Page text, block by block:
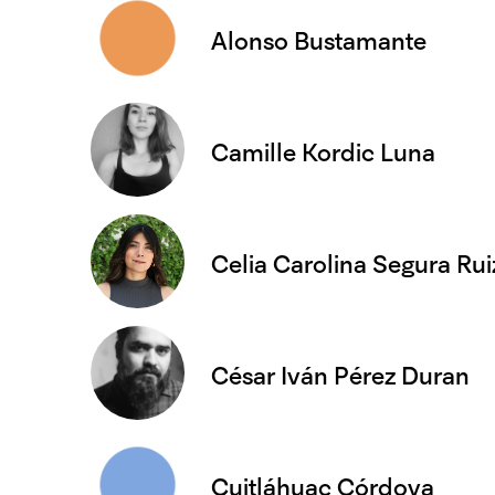
Alonso Bustamante
Camille Kordic Luna
Celia Carolina Segura
César Iván Pérez Duran
Cuitláhuac Córdova